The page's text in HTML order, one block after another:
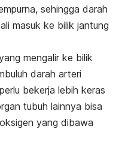
sehingga darah
masuk ke bilik jantung
mengalir ke bilik
darah arteri
bekerja lebih keras
tubuh lainnya bisa
yang dibawa